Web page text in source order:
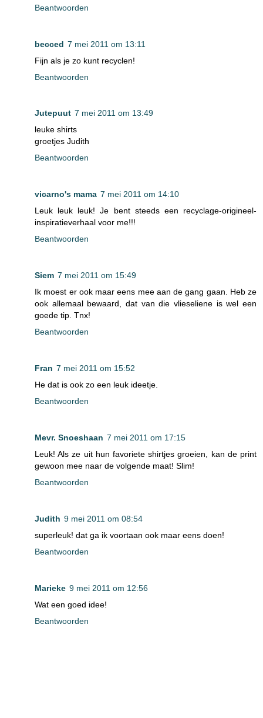
Beantwoorden
becced 7 mei 2011 om 13:11
Fijn als je zo kunt recyclen!
Beantwoorden
Jutepuut 7 mei 2011 om 13:49
leuke shirts
groetjes Judith
Beantwoorden
vicarno's mama 7 mei 2011 om 14:10
Leuk leuk leuk! Je bent steeds een recyclage-origineel-
inspiratieverhaal voor me!!!
Beantwoorden
Siem 7 mei 2011 om 15:49
Ik moest er ook maar eens mee aan de gang gaan. Heb ze
ook allemaal bewaard, dat van die vlieseliene is wel een
goede tip. Tnx!
Beantwoorden
Fran 7 mei 2011 om 15:52
He dat is ook zo een leuk ideetje.
Beantwoorden
Mevr. Snoeshaan 7 mei 2011 om 17:15
Leuk! Als ze uit hun favoriete shirtjes groeien, kan de print
gewoon mee naar de volgende maat! Slim!
Beantwoorden
Judith 9 mei 2011 om 08:54
superleuk! dat ga ik voortaan ook maar eens doen!
Beantwoorden
Marieke 9 mei 2011 om 12:56
Wat een goed idee!
Beantwoorden